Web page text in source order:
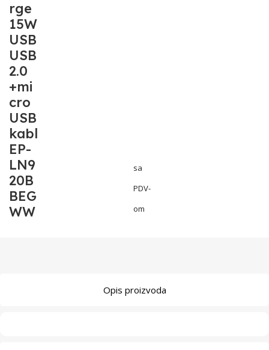
rge
15W
USB
USB
2.0
+mi
cro
USB
kabl
EP-
LN9
20B
BEG
WW
sa
PDV-
om
Opis proizvoda